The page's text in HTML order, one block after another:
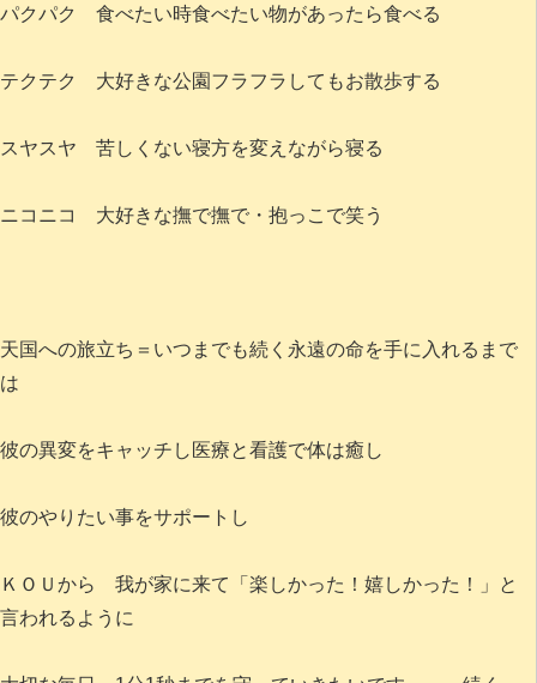
パクパク 食べたい時食べたい物があったら食べる
テクテク 大好きな公園フラフラしてもお散歩する
スヤスヤ 苦しくない寝方を変えながら寝る
ニコニコ 大好きな撫で撫で・抱っこで笑う
天国への旅立ち＝いつまでも続く永遠の命を手に入れるまで
は
彼の異変をキャッチし医療と看護で体は癒し
彼のやりたい事をサポートし
ＫＯＵから 我が家に来て「楽しかった！嬉しかった！」と
言われるように